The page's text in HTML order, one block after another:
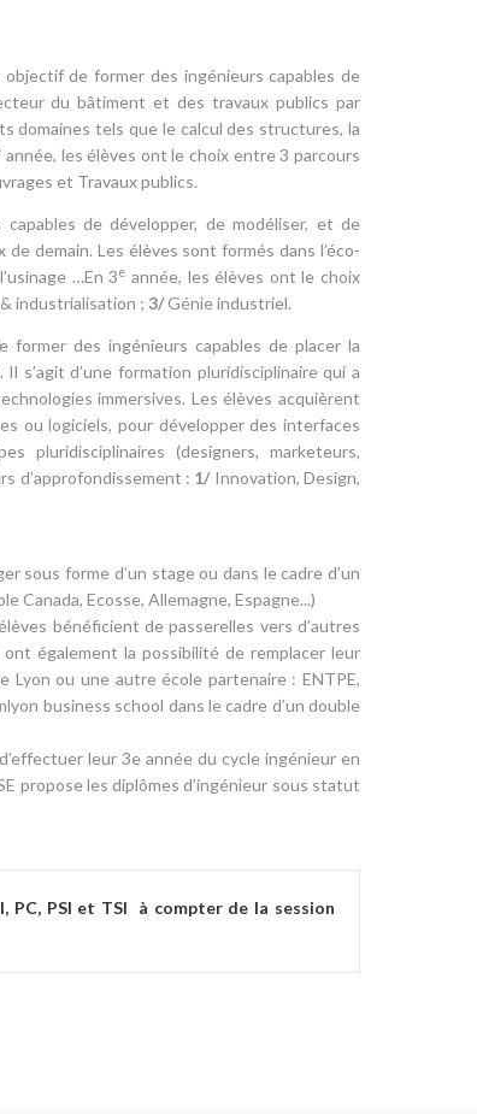
objectif de former des ingénieurs capables de
du bâtiment et des travaux publics par
domaines tels que le calcul des structures, la
année, les élèves ont le choix entre 3 parcours
et Travaux publics.
de développer, de modéliser, et de
demain. Les élèves sont formés dans l’éco-
…En 3e année, les élèves ont le choix
industrialisation ; 3/Génie industriel.
former des ingénieurs capables de placer la
s’agit d’une formation pluridisciplinaire qui a
immersives. Les élèves acquièrent
ou logiciels, pour développer des interfaces
pluridisciplinaires (designers, marketeurs,
d’approfondissement : 1/Innovation, Design,
sous forme d’un stage ou dans le cadre d’un
Canada, Ecosse, Allemagne, Espagne...)
bénéficient de passerelles vers d’autres
également la possibilité de remplacer leur
Lyon ou une autre école partenaire : ENTPE,
business school dans le cadre d’un double
leur 3e année du cycle ingénieur en
propose les diplômes d’ingénieur sous statut
PC, PSI et TSI à compter de la session